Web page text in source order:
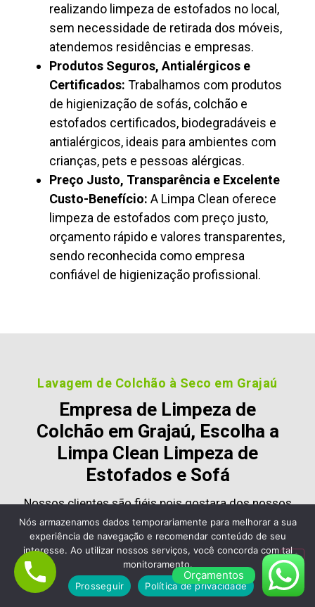
realizando limpeza de estofados no local,
sem necessidade de retirada dos móveis,
atendemos residências e empresas.
Produtos Seguros, Antialérgicos e
Certificados: Trabalhamos com produtos
de higienização de sofás, colchão e
estofados certificados, biodegradáveis e
antialérgicos, ideais para ambientes com
crianças, pets e pessoas alérgicas.
Preço Justo, Transparência e Excelente
Custo-Benefício: A Limpa Clean oferece
limpeza de estofados com preço justo,
orçamento rápido e valores transparentes,
sendo reconhecida como empresa
confiável de higienização profissional.
Lavagem de Colchão à Seco em Grajaú
Empresa de Limpeza de
Colchão em Grajaú, Escolha a
Limpa Clean Limpeza de
Estofados e Sofá
Nossos clientes são fiéis pois gostara dos nossos
serviços e nos recomendam, veja alguns desses
comentários:
Orçamentos
Nós armazenamos dados temporariamente para melhorar a sua
experiência de navegação e recomendar conteúdo de seu
interesse. Ao utilizar nossos serviços, você concorda com tal
monitoramento.
Prosseguir
Política de privacidade